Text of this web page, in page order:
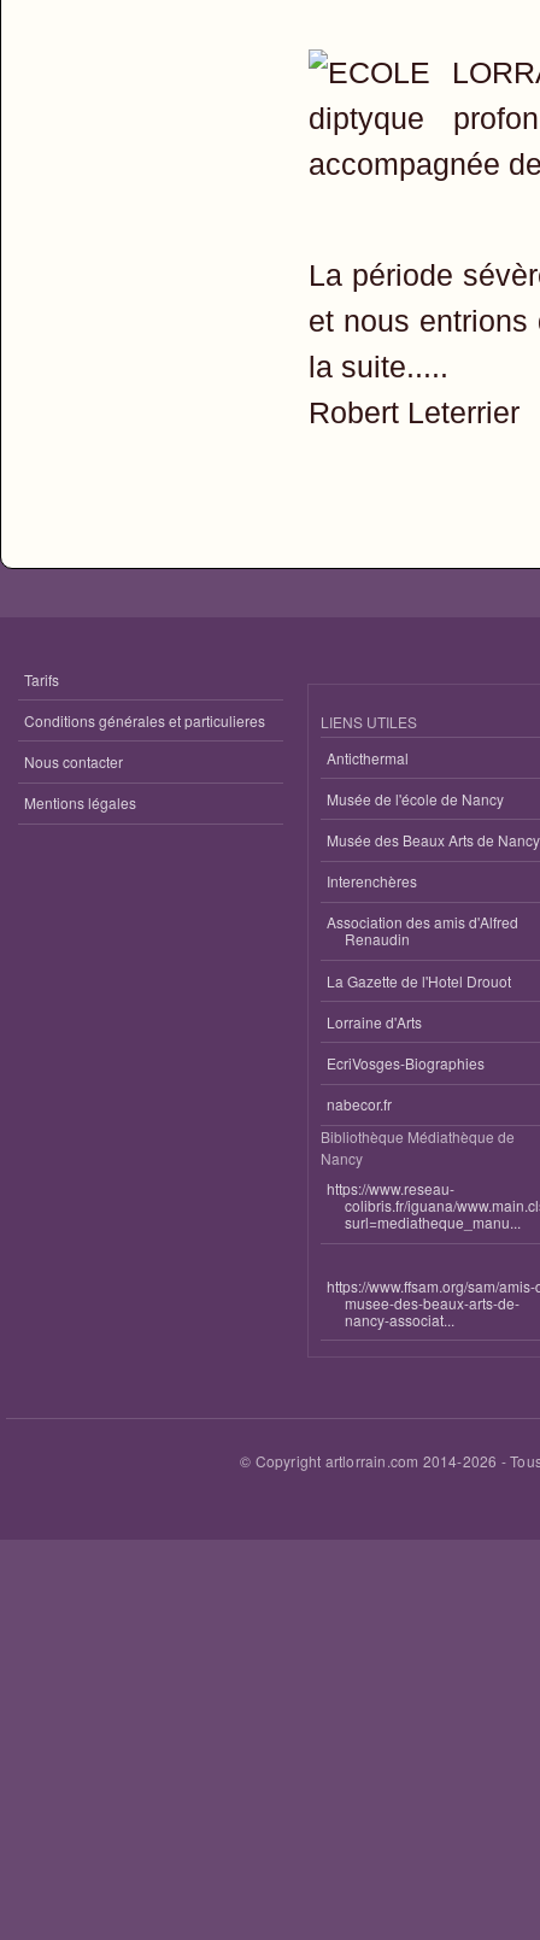
La période
et nous entrions
la suite.....
Robert Leterrier
Tarifs
Conditions générales et particulieres
Nous contacter
Mentions légales
LIENS UTILES
Anticthermal
Musée de l'école de Nancy
Musée des Beaux Arts de Nancy
Interenchères
Association des amis d'Alfred
Renaudin
La Gazette de l'Hotel Drouot
Lorraine d'Arts
EcriVosges-Biographies
nabecor.fr
Bibliothèque Médiathèque de
Nancy
https://www.reseau-
colibris.fr/iguana/
surl=mediatheque_manu...
https://www.ffsam.org/sam/amis-
musee-des-beaux-arts-de-
nancy-associat...
© Copyright artlorrain.com 2014-2026 -